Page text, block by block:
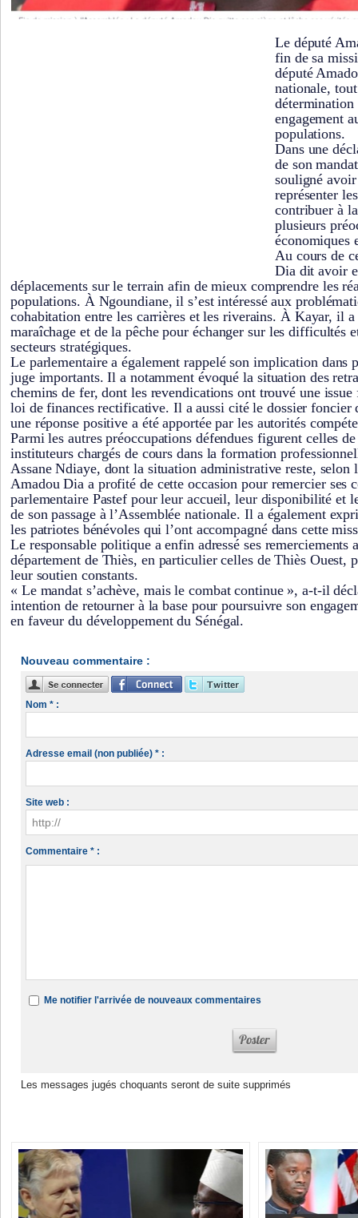
Le député
fin de sa
député
nationale,
détermination
engagement
populations.
Dans une
de son
souligné
représenter
contribuer à
plusieurs
économiques
Au cours de
Dia dit avoir
déplacements sur le terrain afin de mieux comprendre les
populations. À Ngoundiane, il s’est intéressé aux
cohabitation entre les carrières et les riverains. À Kayar, il a
maraîchage et de la pêche pour échanger sur les difficultés
secteurs stratégiques.
Le parlementaire a également rappelé son implication dans
juge importants. Il a notamment évoqué la situation des
chemins de fer, dont les revendications ont trouvé une
loi de finances rectificative. Il a aussi cité le dossier foncier
une réponse positive a été apportée par les autorités
Parmi les autres préoccupations défendues figurent celles
instituteurs chargés de cours dans la formation
Assane Ndiaye, dont la situation administrative reste, selon
Amadou Dia a profité de cette occasion pour remercier ses
parlementaire Pastef pour leur accueil, leur disponibilité et
de son passage à l’Assemblée nationale. Il a également
les patriotes bénévoles qui l’ont accompagné dans cette
Le responsable politique a enfin adressé ses remerciements
département de Thiès, en particulier celles de Thiès Ouest,
leur soutien constants.
« Le mandat s’achève, mais le combat continue », a-t-il
intention de retourner à la base pour poursuivre son
en faveur du développement du Sénégal.
Nouveau commentaire :
Nom * :
Adresse email (non publiée) * :
Site web :
Commentaire * :
Me notifier l'arrivée de nouveaux commentaires
Les messages jugés choquants seront de suite supprimés